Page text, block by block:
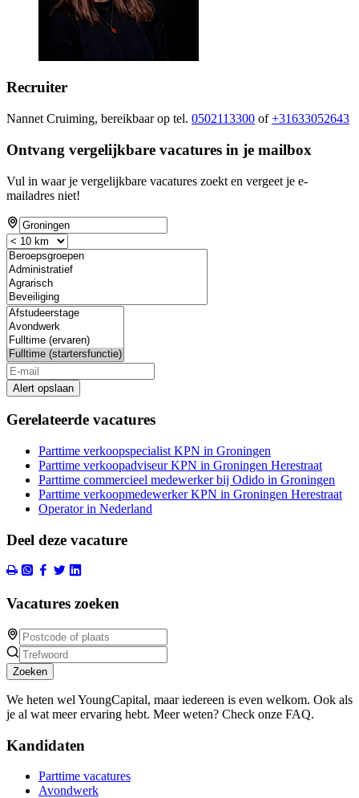
Recruiter
Nannet Cruiming, bereikbaar op tel. 0502113300 of+31633052643
Ontvang vergelijkbare vacatures in je mailbox
Vul in waar je vergelijkbare vacatures zoekt en vergeet je e-
mailadres niet!
Alert opslaan
Gerelateerde vacatures
Parttime verkoopspecialist KPN in Groningen
Parttime verkoopadviseur KPN in Groningen Herestraat
Parttime commercieel medewerker bij Odido in Groningen
Parttime verkoopmedewerker KPN in Groningen Herestraat
Operator in Nederland
Deel deze vacature
Vacatures zoeken
Zoeken
We heten wel YoungCapital, maar iedereen is even welkom. Ook als
je al wat meer ervaring hebt. Meer weten? Check onze FAQ.
Kandidaten
Parttime vacatures
Avondwerk